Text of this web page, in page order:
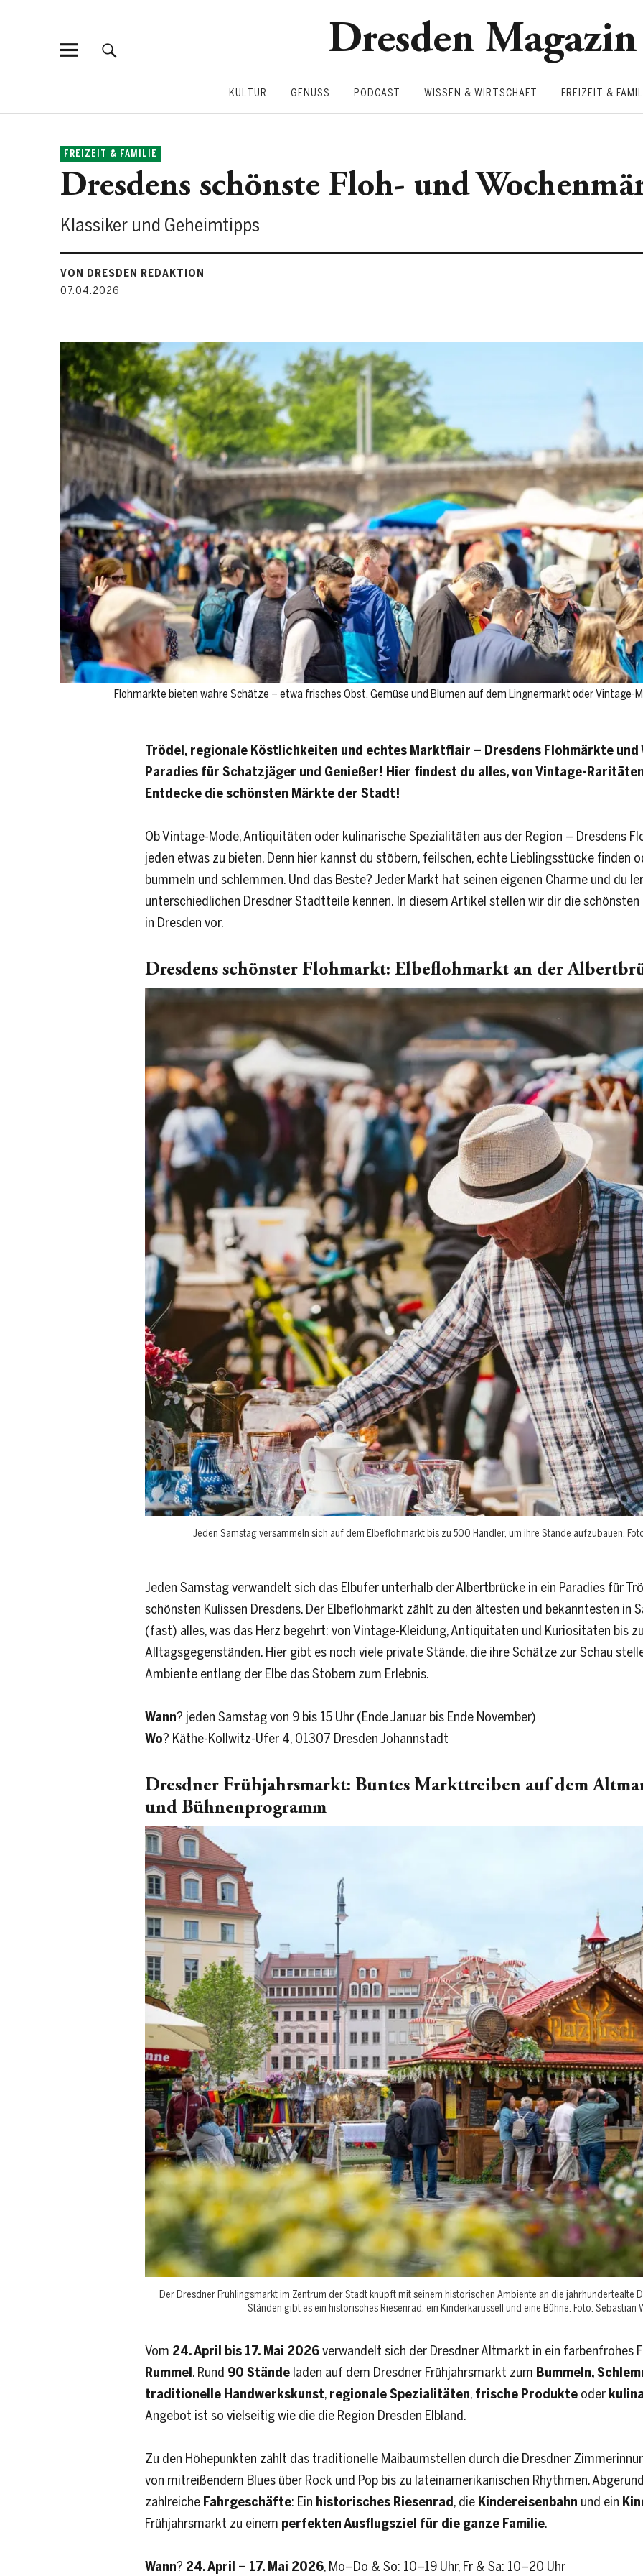
Dresden Magazin
KULTUR GENUSS PODCAST WISSEN & WIRTSCHAFT FREIZEIT &
FREIZEIT & FAMILIE
Dresdens schönste Floh- und
Klassiker und Geheimtipps
VON DRESDEN REDAKTION
07.04.2026
Flohmärkte bieten wahre Schätze – etwa frisches Obst, Gemüse und Blumen auf dem Lingnermarkt oder
Trödel, regionale Köstlichkeiten und echtes Marktflair – Dresdens Flohmärkte und
Paradies für Schatzjäger und Genießer! Hier findest du alles, von Vintage-
Entdecke die schönsten Märkte der Stadt!
Ob Vintage-Mode, Antiquitäten oder kulinarische Spezialitäten aus der Region – Dresdens
jeden etwas zu bieten. Denn hier kannst du stöbern, feilschen, echte Lieblingsstücke finden
bummeln und schlemmen. Und das Beste? Jeder Markt hat seinen eigenen Charme und du
unterschiedlichen Dresdner Stadtteile kennen. In diesem Artikel stellen wir dir die
in Dresden vor.
Dresdens schönster Flohmarkt: Elbeflohmarkt an der
Jeden Samstag versammeln sich auf dem Elbeflohmarkt bis zu 500 Händler, um ihre Stände aufzubauen.
Jeden Samstag verwandelt sich das Elbufer unterhalb der Albertbrücke in ein Paradies für
schönsten Kulissen Dresdens. Der Elbeflohmarkt zählt zu den ältesten und bekanntesten in
(fast) alles, was das Herz begehrt: von Vintage-Kleidung, Antiquitäten und Kuriositäten bis
Alltagsgegenständen. Hier gibt es noch viele private Stände, die ihre Schätze zur Schau
Ambiente entlang der Elbe das Stöbern zum Erlebnis.
Wann? jeden Samstag von 9 bis 15 Uhr (Ende Januar bis Ende November)
Wo? Käthe-Kollwitz-Ufer 4, 01307 Dresden Johannstadt
Dresdner Frühjahrsmarkt: Buntes Markttreiben auf dem
und Bühnenprogramm
Der Dresdner Frühlingsmarkt im Zentrum der Stadt knüpft mit seinem historischen Ambiente an die jahrhundertealte
Ständen gibt es ein historisches Riesenrad, ein Kinderkarussell und eine Bühne. Foto: Sebastian
Vom 24. April bis 17. Mai 2026verwandelt sich der Dresdner Altmarkt in ein farbenfrohes
Rummel. Rund 90 Ständeladen auf dem Dresdner Frühjahrsmarkt zum Bummeln,
traditionelle Handwerkskunst, regionale Spezialitäten, frische Produkteoder
Angebot ist so vielseitig wie die die Region Dresden Elbland.
Zu den Höhepunkten zählt das traditionelle Maibaumstellen durch die Dresdner
von mitreißendem Blues über Rock und Pop bis zu lateinamerikanischen Rhythmen.
zahlreiche Fahrgeschäfte: Ein historisches Riesenrad, die Kindereisenbahn und ein
Frühjahrsmarkt zu einem perfekten Ausflugsziel für die ganze Familie.
Wann? 24. April – 17. Mai 2026, Mo–Do & So: 10–19 Uhr, Fr & Sa: 10–20 Uhr